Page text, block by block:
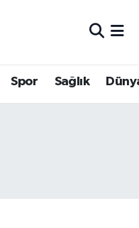
Spor Sağlık